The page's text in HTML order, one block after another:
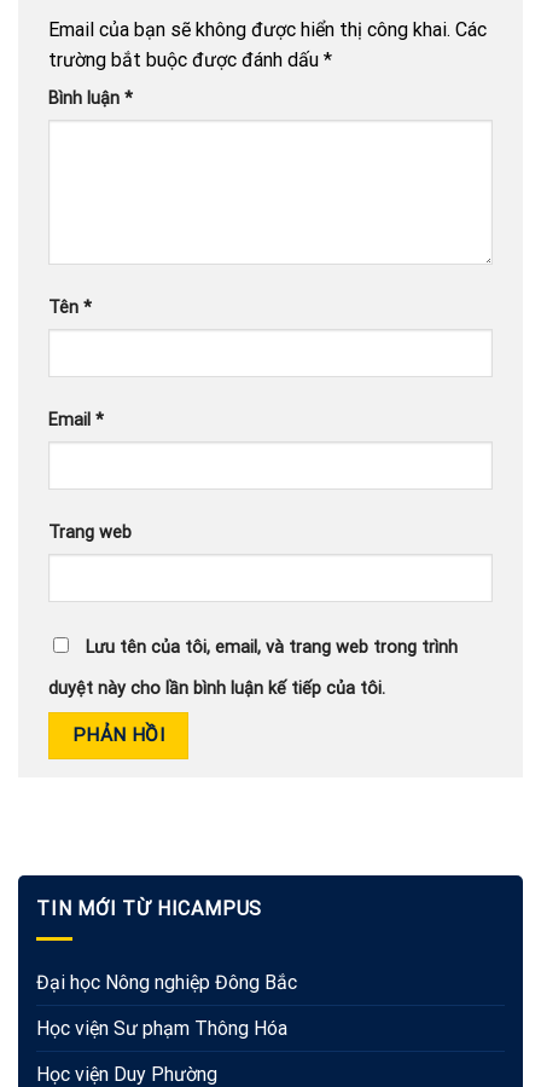
Email của bạn sẽ không được hiển thị công khai. Các
trường bắt buộc được đánh dấu *
Bình luận *
Tên *
Email *
Trang web
Lưu tên của tôi, email, và trang web trong trình
duyệt này cho lần bình luận kế tiếp của tôi.
TIN MỚI TỪ HICAMPUS
Đại học Nông nghiệp Đông Bắc
Học viện Sư phạm Thông Hóa
Học viện Duy Phường